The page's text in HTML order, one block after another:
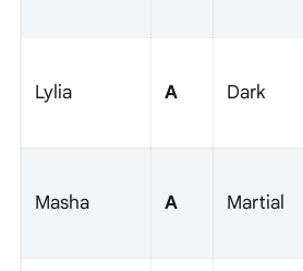
Lylia A Dark
Masha A Martial